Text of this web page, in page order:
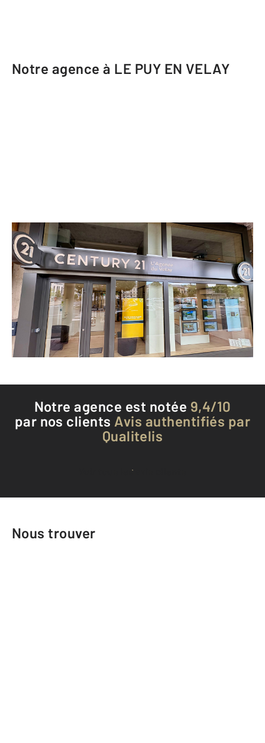
Notre agence à LE PUY EN VELAY
CENTURY 21 L'Agence du Velay
1 Place Michelet
LE PUY EN VELAY - 43000
Envoyer un message
Téléphoner à l'agence
Notre agence est notée 9,4/10
par nos clients Avis authentifiés par
Qualitelis
Voir tous les avis clients
Nous trouver